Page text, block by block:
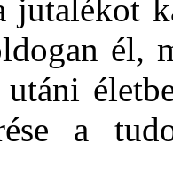
jutalékot
él,
a